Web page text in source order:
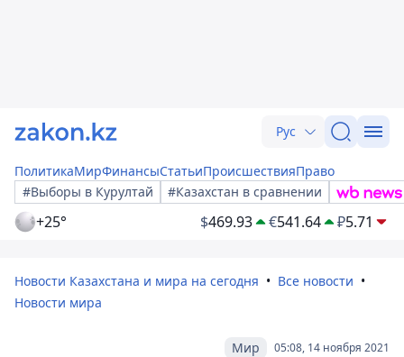
Рус
ПолитикаМирФинансыСтатьиПроисшествияПраво
#Выборы в Курултай
#Казахстан в сравнении
+25° $469.93 €541.64 ₽5.71
Новости Казахстана и мира на сегодня
Все новости
Новости мира
05:08, 14 ноября 2021
Мир